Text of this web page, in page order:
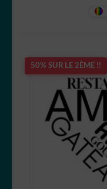
50% SUR LE 2ÈME !!